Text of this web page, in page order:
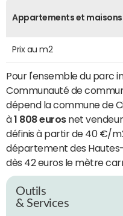
Appartements et maisons
Prix au m2
Pour l'ensemble du parc
Communauté de
dépend la commune de
à1 808 eurosnet
définis à partir de 40 €/
département des
dès 42 euros le mètre
Outils
& Services